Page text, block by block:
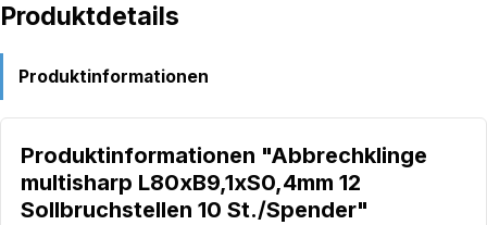
Produktdetails
Produktinformationen
Produktinformationen "Abbrechklinge
multisharp L80xB9,1xS0,4mm 12
Sollbruchstellen 10 St./Spender"